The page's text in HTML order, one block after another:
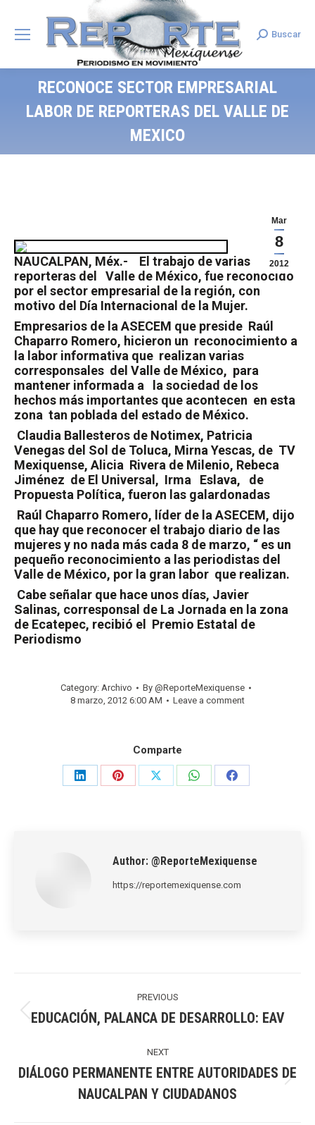
Search:
Buscar
RECONOCE SECTOR EMPRESARIAL
LABOR DE REPORTERAS DEL VALLE DE
MEXICO
Mar
8
2012
NAUCALPAN, Méx.-
El trabajo de varias
reporteras del
Valle de México, fue reconocido
por el sector empresarial de la región, con
motivo del Día Internacional de la Mujer.
Empresarios de la ASECEM que preside Raúl
Chaparro Romero, hicieron un reconocimiento a
la labor informativa que realizan varias
corresponsales del Valle de México, para
mantener informada a
la sociedad de los
hechos más importantes que acontecen en esta
zona tan poblada del estado de México.
Claudia Ballesteros de Notimex, Patricia
Venegas del Sol de Toluca, Mirna Yescas, de TV
Mexiquense, Alicia Rivera de Milenio, Rebeca
Jiménez de El Universal, Irma Eslava,
de
Propuesta Política, fueron las galardonadas
Raúl Chaparro Romero, líder de la ASECEM, dijo
que hay que reconocer el trabajo diario de las
mujeres y no nada más cada 8 de marzo, “ es un
pequeño reconocimiento a las periodistas del
Valle de México, por la gran labor que realizan.
Cabe señalar que hace unos días, Javier
Salinas, corresponsal de La Jornada en la zona
de Ecatepec, recibió el
Premio Estatal de
Periodismo
Category: Archivo By @ReporteMexiquense
8 marzo, 2012 6:00 AM
Leave a comment
Comparte
Share
Share
Share
Share
Share
Author: @ReporteMexiquense
https://reportemexiquense.com
navigation
PREVIOUS
Previous
EDUCACIÓN, PALANCA DE DESARROLLO: EAV
NEXT
post:
DIÁLOGO PERMANENTE ENTRE AUTORIDADES DE
NAUCALPAN Y CIUDADANOS